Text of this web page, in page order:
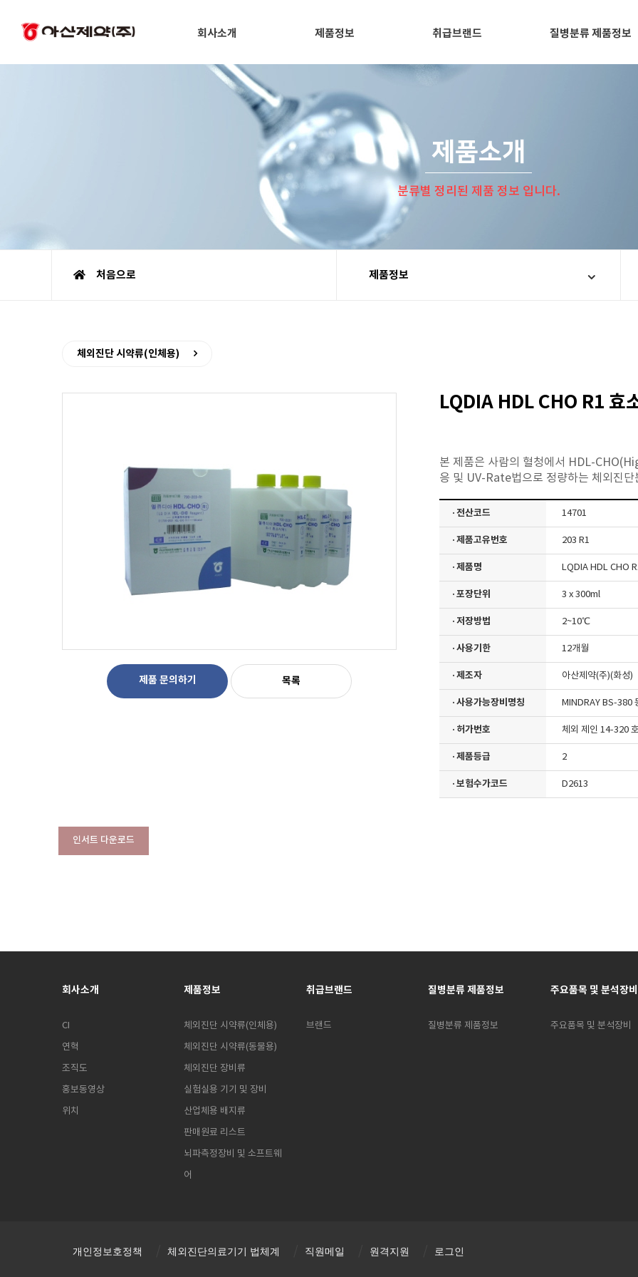
회사소개 제품정보 취급브랜드 질병분류 제품정보
제품소개
분류별 정리된 제품 정보 입니다.
처음으로 제품정보
체외진단 시약류(인체용)
제품 문의하기 목록
LQDIA HDL CHO R1 효
본 제품은 사람의 혈청에서 HDL-
응 및 UV-Rate법으로 정량하는 체외진단
· 전산코드 14701
· 제품고유번호 203 R1
· 제품명 LQDIA HDL CHO
· 포장단위 3 x 300ml
· 저장방법 2~10℃
· 사용기한 12개월
· 제조자 아산제약(주)(화성)
· 사용가능장비명칭 MINDRAY BS-380
· 허가번호 체외 제인 14-320 호
· 제품등급 2
· 보험수가코드 D2613
인서트 다운로드
회사소개
CI
연혁
조직도
홍보동영상
위치
제품정보
체외진단 시약류(인체용)
체외진단 시약류(동물용)
체외진단 장비류
실험실용 기기 및 장비
산업체용 배지류
판매원료 리스트
뇌파측정장비 및 소프트웨
어
취급브랜드
브랜드
질병분류 제품정보
질병분류 제품정보
주요품목 및 분석장비
주요품목 및 분석장비
개인정보호정책 체외진단의료기기 법체계 직원메일 원격지원 로그인